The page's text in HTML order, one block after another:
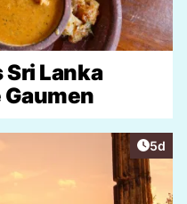
Sri Lanka
5d